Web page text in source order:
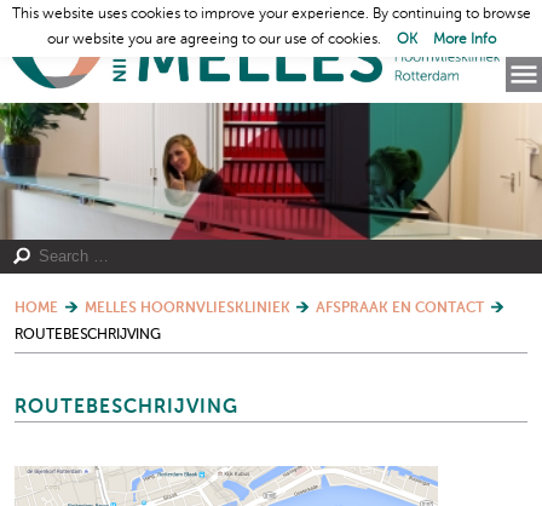
HOME MELLES HOORNVLIESKLINIEK
AFSPRAAK EN CONTACT
ROUTEBESCHRIJVING
ROUTEBESCHRIJVING
This website uses cookies to improve your experience. By continuing to browse
our website you are agreeing to our use of cookies.
OK More Info